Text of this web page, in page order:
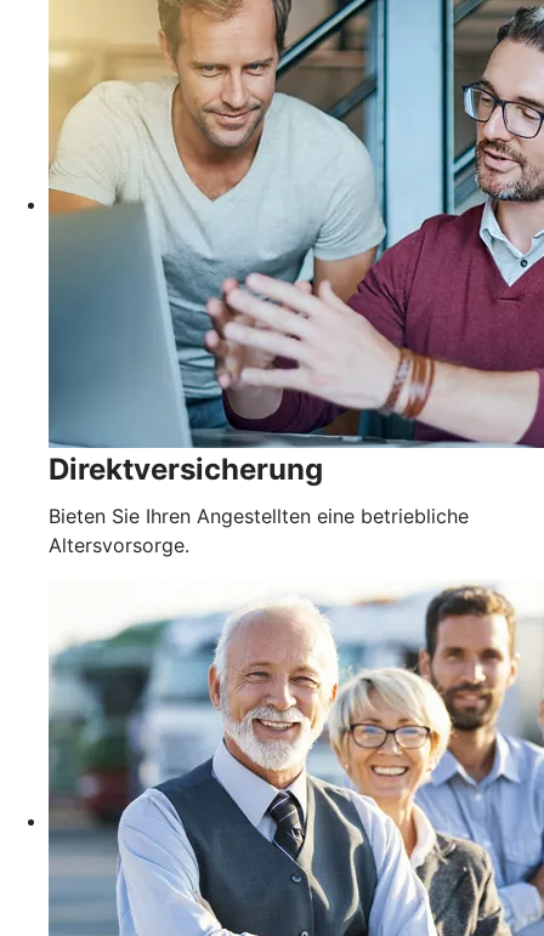
Direktversicherung
Bieten Sie Ihren Angestellten eine betriebliche
Altersvorsorge.